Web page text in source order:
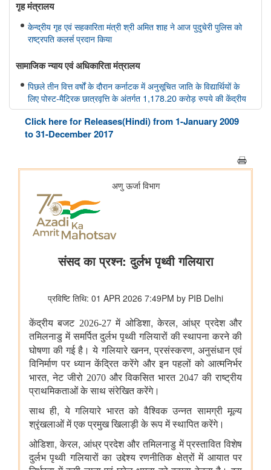
गृह मंत्रालय
केन्द्रीय गृह एवं सहकारिता मंत्री श्री अमित शाह ने आज पुदुचेरी पुलिस को
राष्ट्रपति कलर्स प्रदान किया
सामाजिक न्‍याय एवं अधिकारिता मंत्रालय
पिछले तीन वित्त वर्षों के दौरान कर्नाटक में अनुसूचित जाति के विद्यार्थियों के
लिए पोस्ट-मैट्रिक छात्रवृत्ति के अंतर्गत 1,178.20 करोड़ रुपये की केंद्रीय
हिस्सेदारी जारी
आर्थिक बाधाओं से लेकर शैक्षिक आकांक्षाओं तक: छात्रवृत्ति सहायता ने गणेश
कुमार को बी.टेक की पढ़ाई पूरी करने में कैसे मदद की
पढ़ाई पूरी करने में छात्रवृत्ति सहायता ने कैसे मदद की
वित्तीय बाधाओं से लेकर तकनीकी आकांक्षाओं तक: यारा महेश को बी.टेक की
पढ़ाई पूरी करने में छात्रवृत्ति सहायता ने कैसे मदद की
केंद्रीकृत जन शिकायत निवारण और निगरानी प्रणाली (सीपीग्राम)
Click here for Releases(Hindi) from 1-January 2009
to 31-December 2017